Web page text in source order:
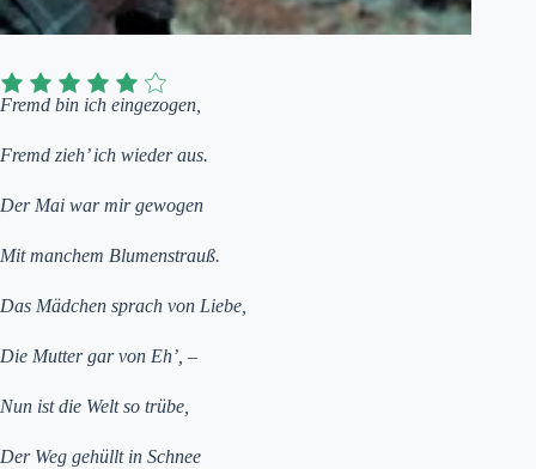
Fremd bin ich eingezogen,
Fremd zieh’ ich wieder aus.
Der Mai war mir gewogen
Mit manchem Blumenstrauß.
Das Mädchen sprach von Liebe,
Die Mutter gar von Eh’, –
Nun ist die Welt so trübe,
Der Weg gehüllt in Schnee